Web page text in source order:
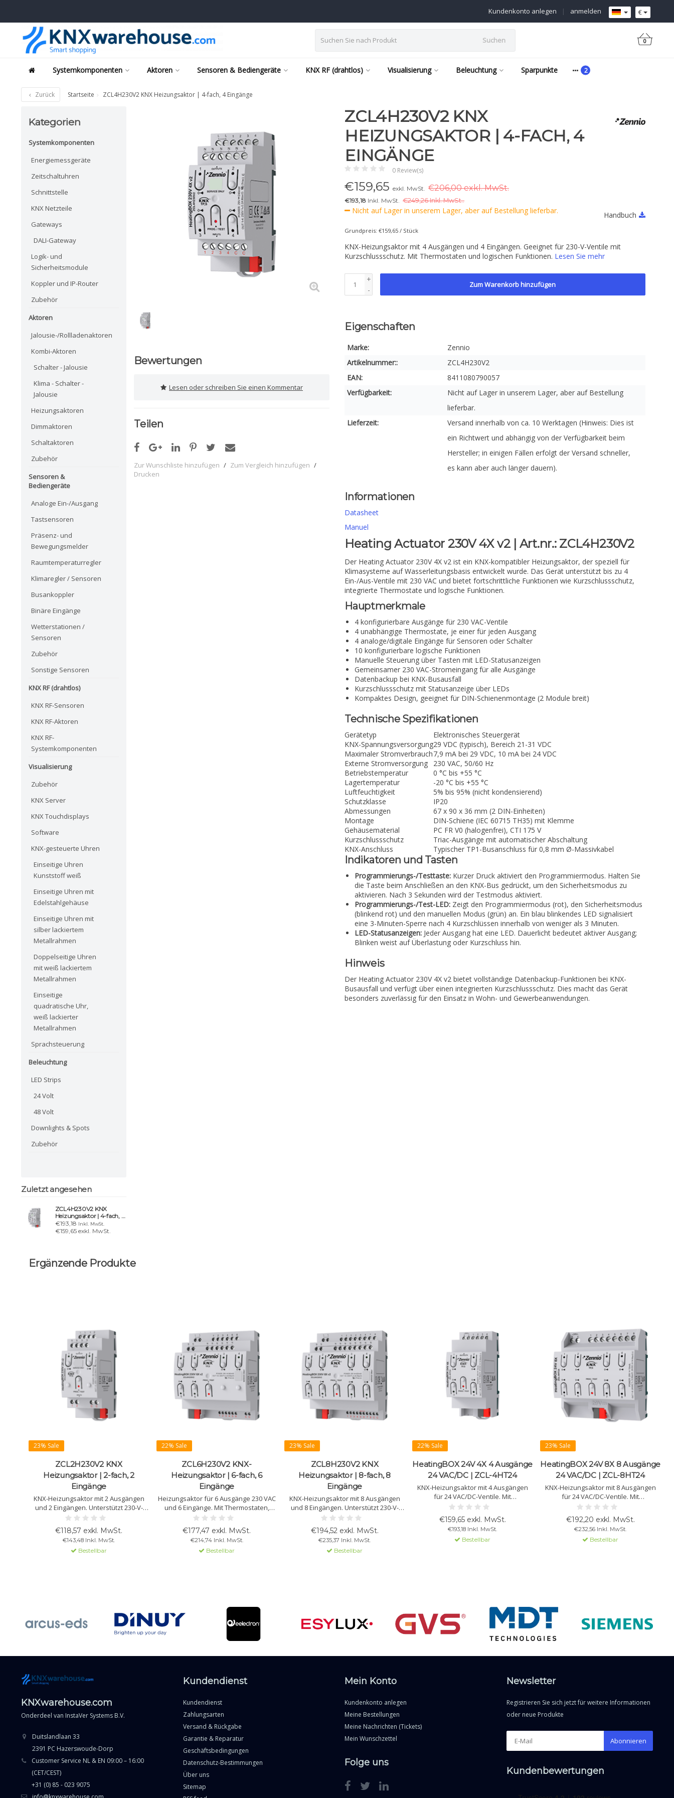
€
anmelden
|
Kundenkonto anlegen
Suchen 0
Systemkomponenten Aktoren Sensoren & Bediengeräte KNX RF (drahtlos) Visualisierung Beleuchtung Sparpunkte
Zurück Startseite ZCL4H230V2 KNX Heizungsaktor | 4-fach, 4 Eingänge
Kategorien
Systemkomponenten
Energiemessgeräte
Zeitschaltuhren
Schnittstelle
KNX Netzteile
Gateways
DALI-Gateway
Logik- und
Sicherheitsmodule
Koppler und IP-Router
Zubehör
Aktoren
Jalousie-/Rollladenaktoren
Kombi-Aktoren
Schalter - Jalousie
Klima - Schalter -
Jalousie
Heizungsaktoren
Dimmaktoren
Schaltaktoren
Zubehör
Sensoren &
Bediengeräte
Analoge Ein-/Ausgang
Tastsensoren
Präsenz- und
Bewegungsmelder
Raumtemperaturregler
Klimaregler / Sensoren
Busankoppler
Binäre Eingänge
Wetterstationen /
Sensoren
Zubehör
Sonstige Sensoren
KNX RF (drahtlos)
KNX RF-Sensoren
KNX RF-Aktoren
KNX RF-
Systemkomponenten
Visualisierung
Zubehör
KNX Server
KNX Touchdisplays
Software
KNX-gesteuerte Uhren
Einseitige Uhren
Kunststoff weiß
Einseitige Uhren mit
Edelstahlgehäuse
Einseitige Uhren mit
silber lackiertem
Metallrahmen
Doppelseitige Uhren
mit weiß lackiertem
Metallrahmen
Einseitige
quadratische Uhr,
weiß lackierter
Metallrahmen
Sprachsteuerung
Beleuchtung
LED Strips
24 Volt
48 Volt
Downlights & Spots
Zubehör
Zuletzt angesehen
ZCL4H230V2 KNX
Heizungsaktor | 4-fach, 4
Eingänge
€193,18 Inkl. MwSt.
€159,65 exkl. MwSt.
Bewertungen
Lesen oder schreiben Sie einen Kommentar
Teilen
Zur Wunschliste hinzufügen / Zum Vergleich hinzufügen /
Drucken
ZCL4H230V2 KNX
HEIZUNGSAKTOR | 4-FACH, 4
EINGÄNGE
0 Review(s)
€159,65 exkl. MwSt. €206,00 exkl. MwSt.
€193,18 Inkl. MwSt. €249,26 Inkl. MwSt..
Nicht auf Lager in unserem Lager, aber auf Bestellung lieferbar. Handbuch
Grundpreis: €159,65 / Stück
KNX-Heizungsaktor mit 4 Ausgängen und 4 Eingängen. Geeignet für 230-V-Ventile mit
Kurzschlussschutz. Mit Thermostaten und logischen Funktionen. Lesen Sie mehr
+
-
Zum Warenkorb hinzufügen
Eigenschaften
Marke:
Zennio
Artikelnummer::
ZCL4H230V2
EAN:
8411080790057
Verfügbarkeit:
Nicht auf Lager in unserem Lager, aber auf Bestellung
lieferbar.
Lieferzeit:
Versand innerhalb von ca. 10 Werktagen (Hinweis: Dies ist
ein Richtwert und abhängig von der Verfügbarkeit beim
Hersteller; in einigen Fällen erfolgt der Versand schneller,
es kann aber auch länger dauern).
Informationen
Datasheet
Manuel
Heating Actuator 230V 4X v2 | Art.nr.: ZCL4H230V2
Der Heating Actuator 230V 4X v2 ist ein KNX-kompatibler Heizungsaktor, der speziell für
Klimasysteme auf Wasserleitungsbasis entwickelt wurde. Das Gerät unterstützt bis zu 4
Ein-/Aus-Ventile mit 230 VAC und bietet fortschrittliche Funktionen wie Kurzschlussschutz,
integrierte Thermostate und logische Funktionen.
Hauptmerkmale
4 konfigurierbare Ausgänge für 230 VAC-Ventile
4 unabhängige Thermostate, je einer für jeden Ausgang
4 analoge/digitale Eingänge für Sensoren oder Schalter
10 konfigurierbare logische Funktionen
Manuelle Steuerung über Tasten mit LED-Statusanzeigen
Gemeinsamer 230 VAC-Stromeingang für alle Ausgänge
Datenbackup bei KNX-Busausfall
Kurzschlussschutz mit Statusanzeige über LEDs
Kompaktes Design, geeignet für DIN-Schienenmontage (2 Module breit)
Technische Spezifikationen
Gerätetyp
Elektronisches Steuergerät
KNX-Spannungsversorgung29 VDC (typisch), Bereich 21-31 VDC
Maximaler Stromverbrauch7,9 mA bei 29 VDC, 10 mA bei 24 VDC
Externe Stromversorgung
230 VAC, 50/60 Hz
Betriebstemperatur
0 °C bis +55 °C
Lagertemperatur
-20 °C bis +55 °C
Luftfeuchtigkeit
5% bis 95% (nicht kondensierend)
Schutzklasse
IP20
Abmessungen
67 x 90 x 36 mm (2 DIN-Einheiten)
Montage
DIN-Schiene (IEC 60715 TH35) mit Klemme
Gehäusematerial
PC FR V0 (halogenfrei), CTI 175 V
Kurzschlussschutz
Triac-Ausgänge mit automatischer Abschaltung
KNX-Anschluss
Typischer TP1-Busanschluss für 0,8 mm Ø-Massivkabel
Indikatoren und Tasten
Programmierungs-/Testtaste: Kurzer Druck aktiviert den Programmiermodus. Halten Sie
die Taste beim Anschließen an den KNX-Bus gedrückt, um den Sicherheitsmodus zu
aktivieren. Nach 3 Sekunden wird der Testmodus aktiviert.
Programmierungs-/Test-LED: Zeigt den Programmiermodus (rot), den Sicherheitsmodus
(blinkend rot) und den manuellen Modus (grün) an. Ein blau blinkendes LED signalisiert
eine 3-Minuten-Sperre nach 4 Kurzschlüssen innerhalb von weniger als 3 Minuten.
LED-Statusanzeigen: Jeder Ausgang hat eine LED. Dauerlicht bedeutet aktiver Ausgang;
Blinken weist auf Überlastung oder Kurzschluss hin.
Hinweis
Der Heating Actuator 230V 4X v2 bietet vollständige Datenbackup-Funktionen bei KNX-
Busausfall und verfügt über einen integrierten Kurzschlussschutz. Dies macht das Gerät
besonders zuverlässig für den Einsatz in Wohn- und Gewerbeanwendungen.
Ergänzende Produkte
23% Sale
ZCL2H230V2 KNX
Heizungsaktor | 2-fach, 2
Eingänge
KNX-Heizungsaktor mit 2 Ausgängen
und 2 Eingängen. Unterstützt 230-V-
Ventile, bietet Kurzschlussschutz,
unabhängige Thermostate und
logische Funktionen.
€118,57 exkl. MwSt.
€143,48 Inkl. MwSt.
Bestellbar
22% Sale
ZCL6H230V2 KNX-
Heizungsaktor | 6-fach, 6
Eingänge
Heizungsaktor für 6 Ausgänge 230 VAC
und 6 Eingänge. Mit Thermostaten,
manueller Steuerung, LED-Anzeigen
und logischen Funktionen. Perfekt für
Wasserbasiertes Klima.
€177,47 exkl. MwSt.
€214,74 Inkl. MwSt.
Bestellbar
23% Sale
ZCL8H230V2 KNX
Heizungsaktor | 8-fach, 8
Eingänge
KNX-Heizungsaktor mit 8 Ausgängen
und 8 Eingängen. Unterstützt 230-V-
Ventile, Kurzschlussschutz und
unabhängige Thermostate. Perfekt für
Klimasteuerung.
€194,52 exkl. MwSt.
€235,37 Inkl. MwSt.
Bestellbar
22% Sale
HeatingBOX 24V 4X 4 Ausgänge
24 VAC/DC | ZCL-4HT24
KNX-Heizungsaktor mit 4 Ausgängen
für 24 VAC/DC-Ventile. Mit
Kurzschlussschutz, unabhängigen
Thermostaten und logischen
Funktionen ausgestattet.
€159,65 exkl. MwSt.
€193,18 Inkl. MwSt.
Bestellbar
23% Sale
HeatingBOX 24V 8X 8 Ausgänge
24 VAC/DC | ZCL-8HT24
KNX-Heizungsaktor mit 8 Ausgängen
für 24 VAC/DC-Ventile. Mit
unabhängigen Thermostaten,
Kurzschlussschutz und logischen
Funktionen ausgestattet.
€192,20 exkl. MwSt.
€232,56 Inkl. MwSt.
Bestellbar
KNXwarehouse.com
Onderdeel van InstaVer Systems B.V.
Duitslandlaan 33
2391 PC Hazerswoude-Dorp
Customer Service NL & EN 09:00 – 16:00
(CET/CEST)
+31 (0) 85 - 023 9075
Kundendienst
Kundendienst
Zahlungsarten
Versand & Rückgabe
Garantie & Reparatur
Geschäftsbedingungen
Datenschutz-Bestimmungen
Über uns
Sitemap
Mein Konto
Kundenkonto anlegen
Meine Bestellungen
Meine Nachrichten (Tickets)
Mein Wunschzettel
Folge uns
Newsletter
Registrieren Sie sich jetzt für weitere Informationen
oder neue Produkte
Abonnieren
Kundenbewertungen